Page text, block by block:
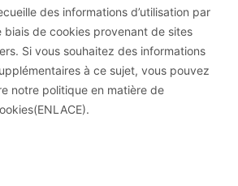
des informations d’utilisation par
biais de cookies provenant de sites
Si vous souhaitez des informations
à ce sujet, vous pouvez
notre politique en matière de